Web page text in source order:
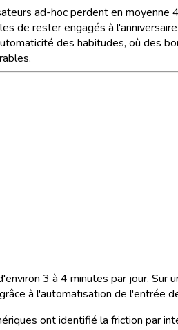
ad-hoc perdent en
de rester engagés à
des habitudes, où des
3 à 4 minutes par jour. Sur
à l'automatisation de l'entrée
ont identifié la friction par